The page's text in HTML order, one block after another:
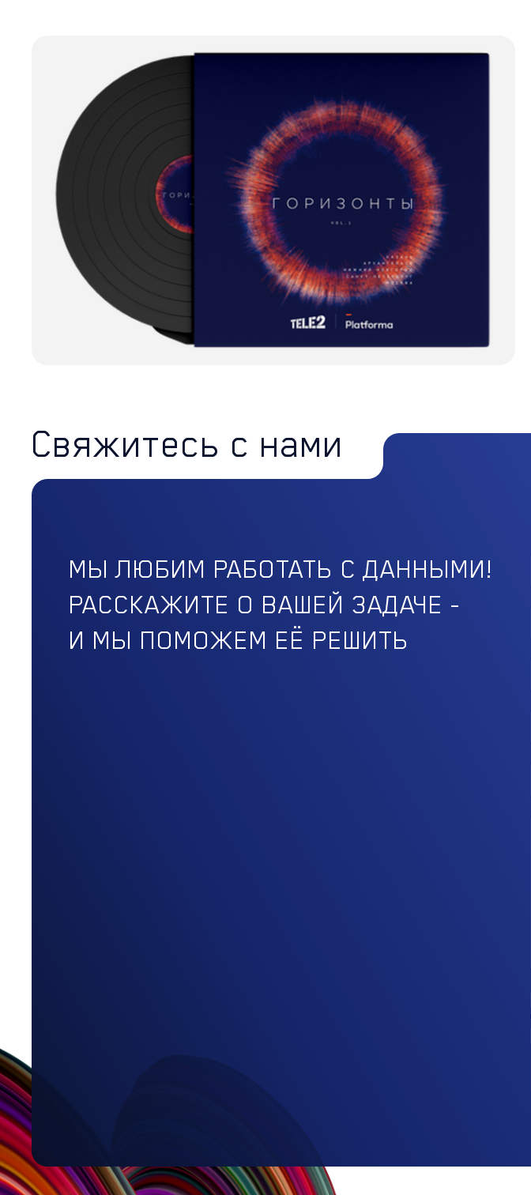
Свяжитесь с нами
МЫ ЛЮБИМ РАБОТАТЬ С ДАННЫМИ!
РАССКАЖИТЕ О ВАШЕЙ ЗАДАЧЕ -
И МЫ ПОМОЖЕМ ЕЁ РЕШИТЬ